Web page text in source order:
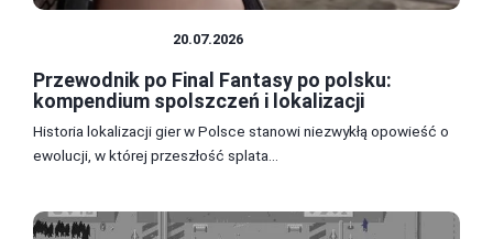
20.07.2026
Przewodnik po Final Fantasy po polsku:
kompendium spolszczeń i lokalizacji
Historia lokalizacji gier w Polsce stanowi niezwykłą opowieść o
ewolucji, w której przeszłość splata...